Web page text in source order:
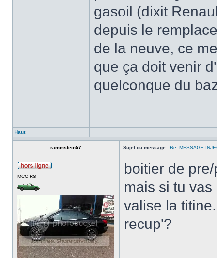
gasoil (dixit
depuis le
de la neuve, ce
que ça doit venir
quelconque du
Haut
rammstein57 Sujet du message : Re: MESSAGE
MCC RS
boitier de
mais si tu
valise la
recup'?